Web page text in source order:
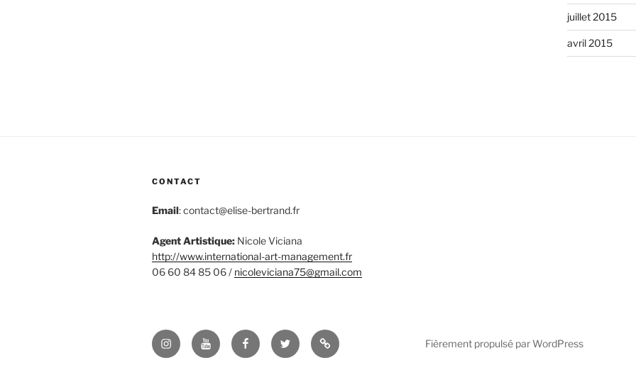
juillet 2015
avril 2015
CONTACT
Email: contact@elise-bertrand.fr
Agent Artistique: Nicole Viciana
http://www.international-art-management.fr
06 60 84 85 06 / nicoleviciana75@gmail.com
InstagramYouTubeFacebookTwitter TikTok Fièrement propulsé par WordPress